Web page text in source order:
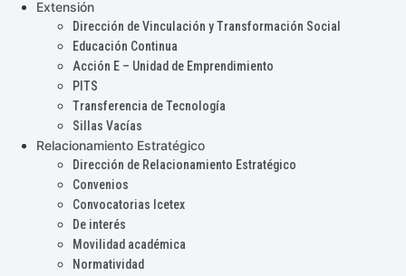
Extensión
Dirección de Vinculación y Transformación Social
Educación Continua
Acción E – Unidad de Emprendimiento
PITS
Transferencia de Tecnología
Sillas Vacías
Relacionamiento Estratégico
Dirección de Relacionamiento Estratégico
Convenios
Convocatorias Icetex
De interés
Movilidad académica
Normatividad